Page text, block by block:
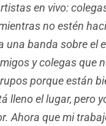
en vivo:
no estén
una banda sobre el
y colegas que
porque están
lleno el lugar, pero
Ahora que mi